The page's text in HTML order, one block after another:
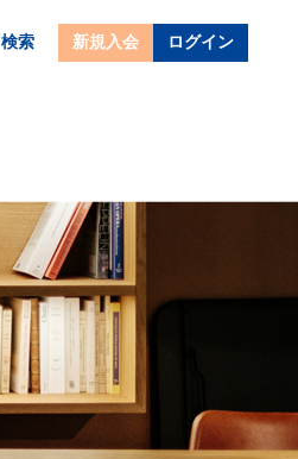
検索 新規入会 ログイン